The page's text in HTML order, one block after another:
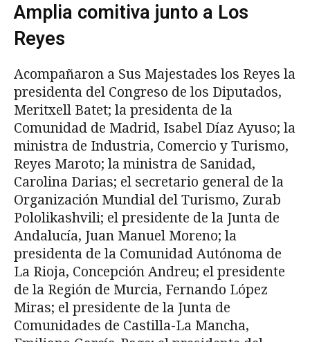
Amplia comitiva junto a Los
Reyes
Acompañaron a Sus Majestades los Reyes la
presidenta del Congreso de los Diputados,
Meritxell Batet; la presidenta de la
Comunidad de Madrid, Isabel Díaz Ayuso; la
ministra de Industria, Comercio y Turismo,
Reyes Maroto; la ministra de Sanidad,
Carolina Darias; el secretario general de la
Organización Mundial del Turismo, Zurab
Pololikashvili; el presidente de la Junta de
Andalucía, Juan Manuel Moreno; la
presidenta de la Comunidad Autónoma de
La Rioja, Concepción Andreu; el presidente
de la Región de Murcia, Fernando López
Miras; el presidente de la Junta de
Comunidades de Castilla-La Mancha,